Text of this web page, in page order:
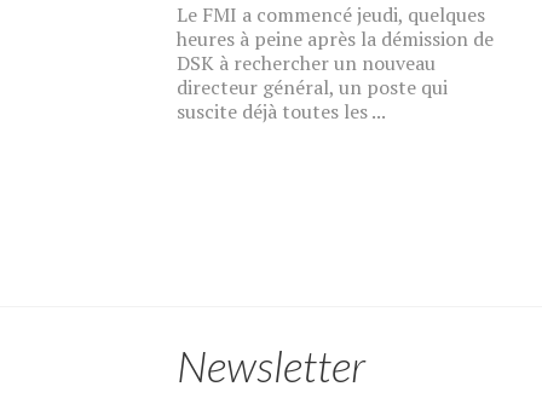
Le FMI a commencé jeudi, quelques
heures à peine après la démission de
DSK à rechercher un nouveau
directeur général, un poste qui
suscite déjà toutes les ...
Newsletter